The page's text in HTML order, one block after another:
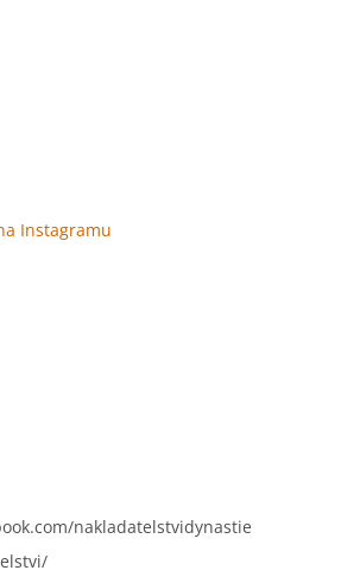
Instagramu
nakladatelstvidynastie